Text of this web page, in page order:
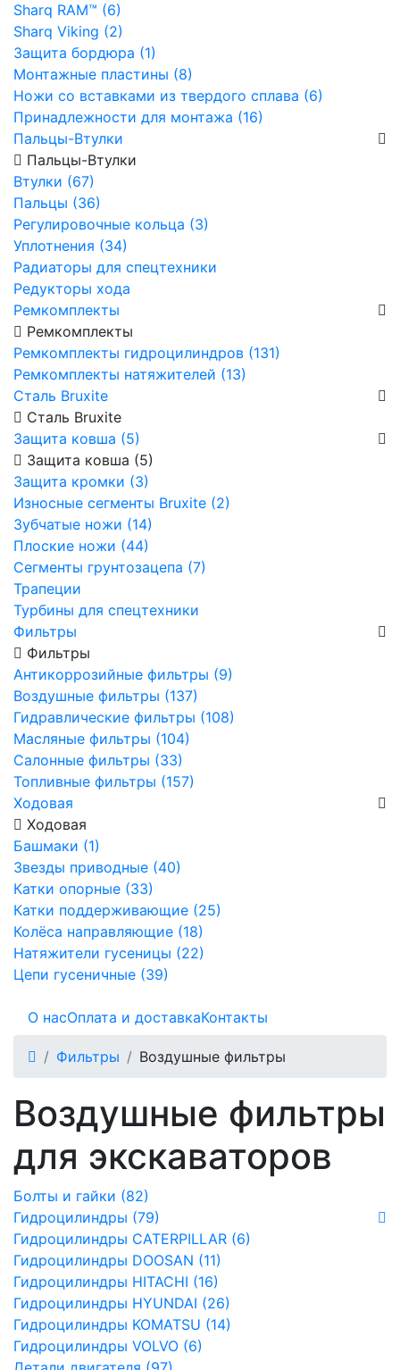
Sharq RAM™ (6)
Sharq Viking (2)
Защита бордюра (1)
Монтажные пластины (8)
Ножи со вставками из твердого сплава (6)
Принадлежности для монтажа (16)
Пальцы-Втулки
Пальцы-Втулки
Втулки (67)
Пальцы (36)
Регулировочные кольца (3)
Уплотнения (34)
Радиаторы для спецтехники
Редукторы хода
Ремкомплекты
Ремкомплекты
Ремкомплекты гидроцилиндров (131)
Ремкомплекты натяжителей (13)
Сталь Bruxite
Сталь Bruxite
Защита ковша (5)
Защита ковша (5)
Защита кромки (3)
Износные сегменты Bruxite (2)
Зубчатые ножи (14)
Плоские ножи (44)
Сегменты грунтозацепа (7)
Трапеции
Турбины для спецтехники
Фильтры
Фильтры
Антикоррозийные фильтры (9)
Воздушные фильтры (137)
Гидравлические фильтры (108)
Масляные фильтры (104)
Салонные фильтры (33)
Топливные фильтры (157)
Ходовая
Ходовая
Башмаки (1)
Звезды приводные (40)
Катки опорные (33)
Катки поддерживающие (25)
Колёса направляющие (18)
Натяжители гусеницы (22)
Цепи гусеничные (39)
О насОплата и доставкаКонтакты
Фильтры Воздушные фильтры
Воздушные фильтры
для экскаваторов
Болты и гайки (82)
Гидроцилиндры (79)
Гидроцилиндры CATERPILLAR (6)
Гидроцилиндры DOOSAN (11)
Гидроцилиндры HITACHI (16)
Гидроцилиндры HYUNDAI (26)
Гидроцилиндры KOMATSU (14)
Гидроцилиндры VOLVO (6)